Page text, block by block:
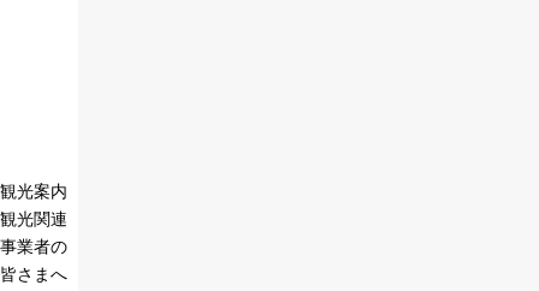
観光案内
観光関連
事業者の
皆さまへ